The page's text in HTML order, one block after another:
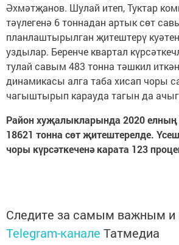
Әхмәтҗанов. Шулай итеп, Туктар
тәүлегенә 6 тоннадан артык сөт
планлаштырылган җитештерү
уздылар. Беренче квартал
тулай савым 483 тонна тәшкил
динамикасы алга таба хисап чоры
чагыштырып карауда тагын да
Район хуҗалыкларында 2020 елның
18621 тонна сөт җитештерелде.
чоры күрсәткеченә карата 123
Следите за самым важным и
Telegram-канале Татмедиа